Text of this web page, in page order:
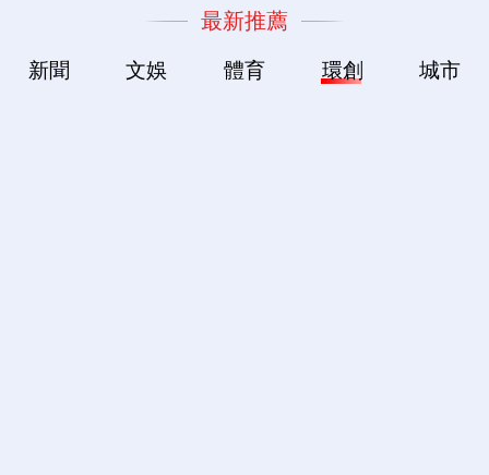
最新推薦
新聞 文娛 體育 環創 城市